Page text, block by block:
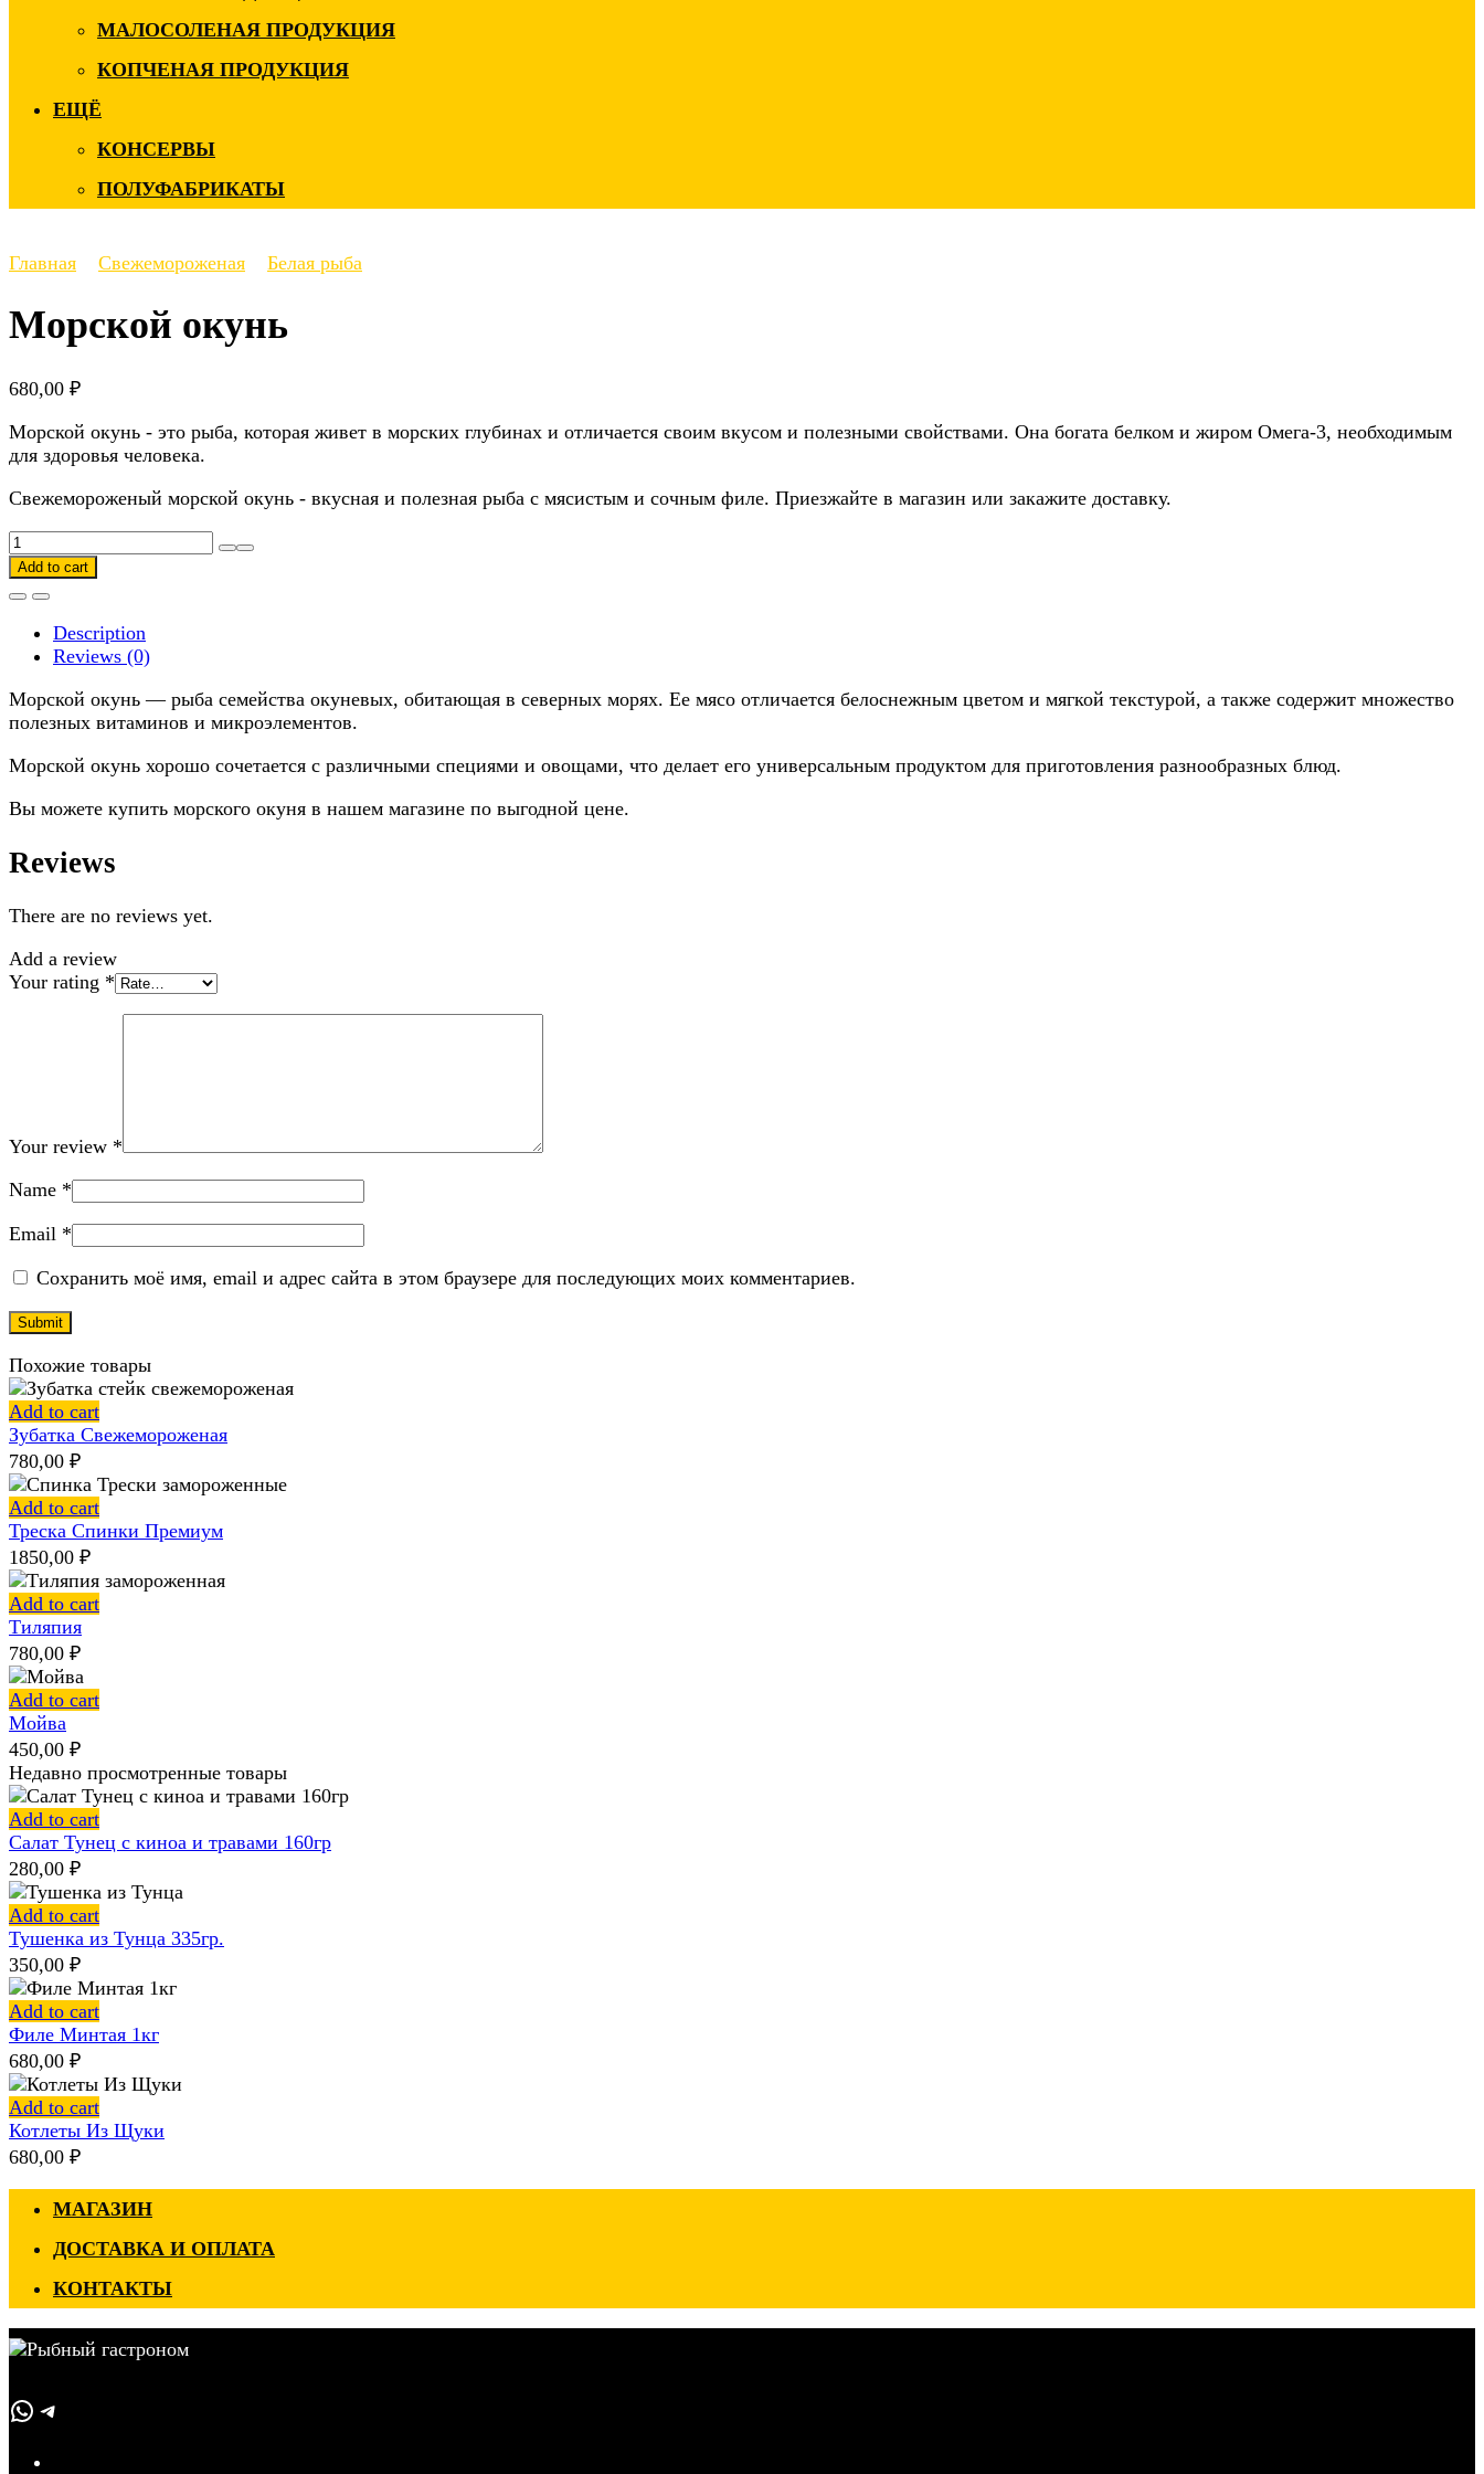
МАЛОСОЛЕНАЯ ПРОДУКЦИЯ
КОПЧЕНАЯ ПРОДУКЦИЯ
ЕЩЁ
КОНСЕРВЫ
ПОЛУФАБРИКАТЫ
Главная Свежемороженая Белая рыба
Морской окунь
680,00 ₽
Морской окунь - это рыба, которая живет в морских глубинах и отличается своим вкусом и полезными свойствами. Она богата белком и жиром Омега-3, необходимым
для здоровья человека.
Свежемороженый морской окунь - вкусная и полезная рыба с мясистым и сочным филе. Приезжайте в магазин или закажите доставку.
Морской
окунь
Add to cart
Description
Reviews (0)
Морской окунь — рыба семейства окуневых, обитающая в северных морях. Ее мясо отличается белоснежным цветом и мягкой текстурой, а также содержит множество
полезных витаминов и микроэлементов.
Морской окунь хорошо сочетается с различными специями и овощами, что делает его универсальным продуктом для приготовления разнообразных блюд.
Вы можете купить морского окуня в нашем магазине по выгодной цене.
Reviews
There are no reviews yet.
Add a review
Your rating *
Your review *
Name *
Email *
Сохранить моё имя, email и адрес сайта в этом браузере для последующих моих комментариев.
Похожие товары
Add to cart
Зубатка Свежемороженая
780,00 ₽
Add to cart
Треска Спинки Премиум
1850,00 ₽
Add to cart
Тиляпия
780,00 ₽
Add to cart
Мойва
450,00 ₽
Недавно просмотренные товары
Add to cart
Салат Тунец с киноа и травами 160гр
280,00 ₽
Add to cart
Тушенка из Тунца 335гр.
350,00 ₽
Add to cart
Филе Минтая 1кг
680,00 ₽
Add to cart
Котлеты Из Щуки
680,00 ₽
МАГАЗИН
ДОСТАВКА И ОПЛАТА
КОНТАКТЫ
WhatsApp
Telegram